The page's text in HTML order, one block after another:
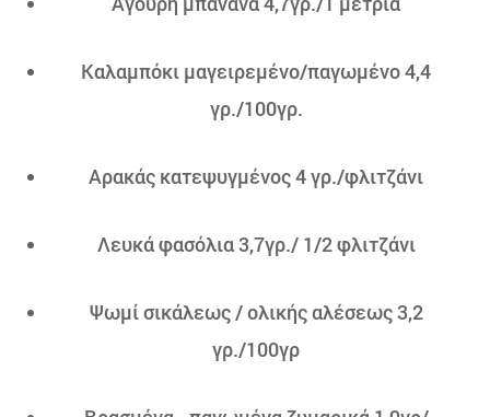
Καλαμπόκι μαγειρεμένο/παγωμένο 4,4
γρ./100γρ.
Αρακάς κατεψυγμένος 4 γρ./φλιτζάνι
Λευκά φασόλια 3,7γρ./ 1/2 φλιτζάνι
Ψωμί σικάλεως / ολικής αλέσεως 3,2
γρ./100γρ